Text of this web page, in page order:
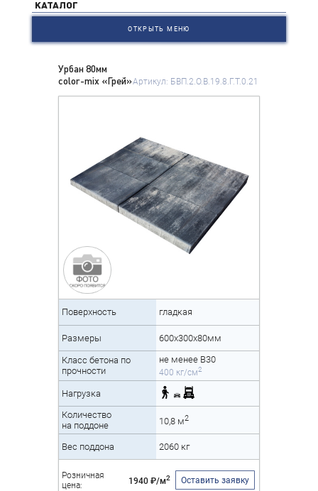
КАТАЛОГ
ОТКРЫТЬ МЕНЮ
Урбан 80мм
color-mix «Грей»Артикул: БВП.2.О.В.19.8.Г.Т.0.21
Поверхность гладкая
Размеры 600х300х80мм
Класс бетона по
прочности
не менее B30
400 кг/см2
Нагрузка
Количество
на поддоне
10,8 м2
Вес поддона 2060 кг
Розничная
цена:
1940 ₽/м2 Оставить заявку